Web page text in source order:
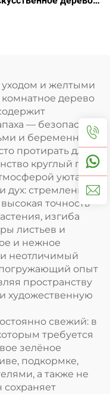
и желтыми
комнатное дерево
— безопасно
и беременными
протирать для
круглый год
уюта.
дух: стремление к
точность
изгиба
листьев и
и нежное
неотличимый
опыт
пространству
художественную
свежий: в
требуется
зелёное
подкормке,
а также не
сохраняет